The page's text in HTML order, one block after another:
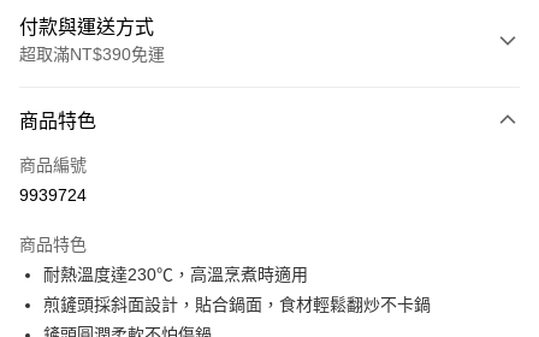
付款與運送方式
超取滿NT$390免運
POYA支付
信用卡一次付款
LINE Pay
Apple Pay
商品特色
商品編號
9939724
商品特色
耐熱溫度達230℃，高溫烹煮時適用
煎鏟頭採斜面設計，貼合鍋面，食材輕鬆翻炒不卡鍋